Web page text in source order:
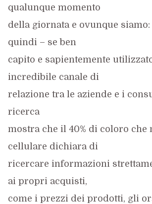
qualunque momento
della giornata e ovunque
quindi – se ben
capito e sapientemente
incredibile canale di
relazione tra le aziende e i
ricerca
mostra che il 40% di coloro che
cellulare dichiara di
ricercare informazioni
ai propri acquisti,
come i prezzi dei prodotti, gli